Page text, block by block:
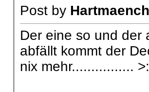
Post by
Der eine so und der
abfällt kommt der
nix mehr................